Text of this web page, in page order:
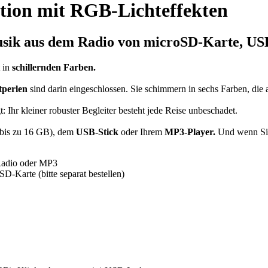
mit RGB-Lichteffekten
aus dem Radio von microSD-Karte,
in schillernden Farben.
sind darin eingeschlossen. Sie schimmern in sechs Farben,
Ihr kleiner robuster Begleiter besteht jede Reise unbeschadet.
zu 16 GB), dem USB-Stick oder Ihrem MP3-Player. Und wenn
oder MP3
Karte (bitte separat bestellen)